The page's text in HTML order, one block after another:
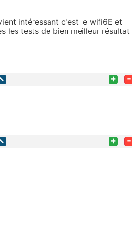
intéressant c'est le wifi6E et
les tests de bien meilleur résultat
+ -
+ -